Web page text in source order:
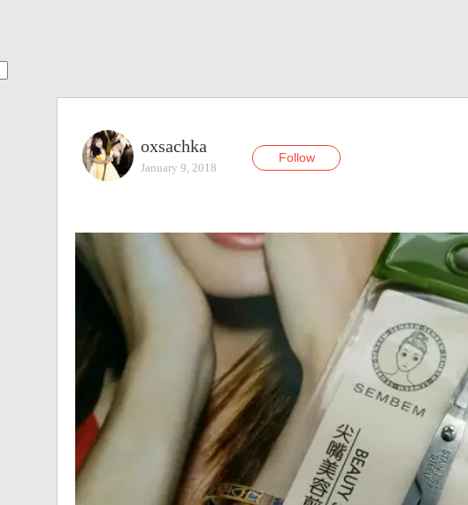
oxsachka
January 9, 2018
Follow